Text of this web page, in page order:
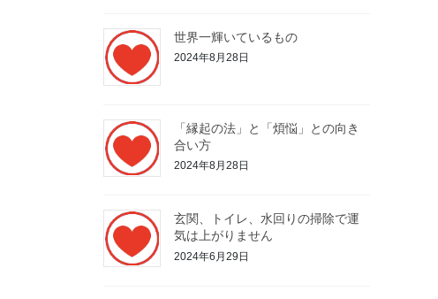
世界一輝いているもの
2024年8月28日
「縁起の法」と「煩悩」との向き
合い方
2024年8月28日
玄関、トイレ、水回りの掃除で運
気は上がりません
2024年6月29日